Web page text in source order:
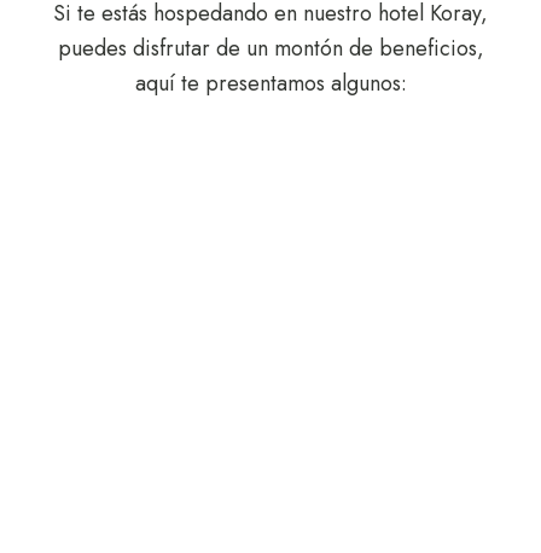
Si te estás hospedando en nuestro hotel Koray,
puedes disfrutar de un montón de beneficios,
aquí te presentamos algunos: